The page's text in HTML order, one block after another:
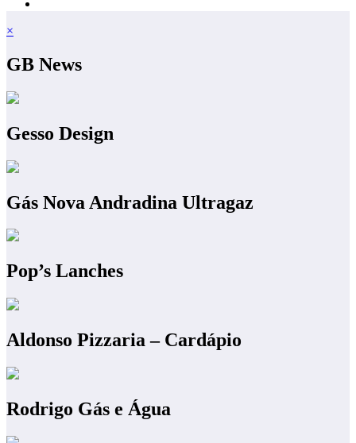
×
GB News
Gesso Design
Gás Nova Andradina Ultragaz
Pop’s Lanches
Aldonso Pizzaria – Cardápio
Rodrigo Gás e Água